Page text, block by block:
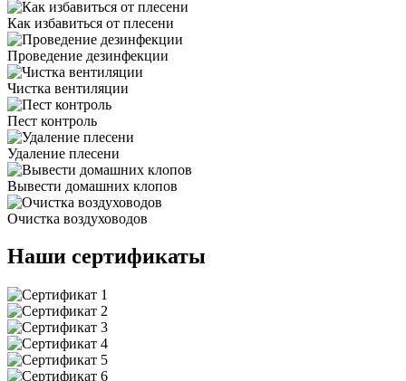
Как избавиться от плесени
Проведение дезинфекции
Чистка вентиляции
Пест контроль
Удаление плесени
Вывести домашних клопов
Очистка воздуховодов
Наши сертификаты